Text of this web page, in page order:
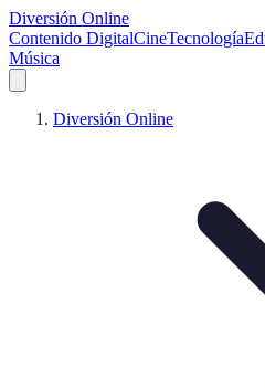
Diversión Online
Contenido DigitalCineTecnología
Música
Diversión Online